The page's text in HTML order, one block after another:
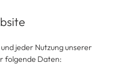
jeder Nutzung unserer
folgende Daten: